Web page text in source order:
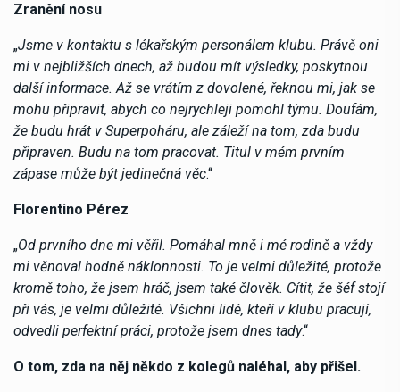
Zranění nosu
„Jsme v kontaktu s lékařským personálem klubu. Právě oni
mi v nejbližších dnech, až budou mít výsledky, poskytnou
další informace. Až se vrátím z dovolené, řeknou mi, jak se
mohu připravit, abych co nejrychleji pomohl týmu. Doufám,
že budu hrát v Superpoháru, ale záleží na tom, zda budu
připraven. Budu na tom pracovat. Titul v mém prvním
zápase může být jedinečná věc.“
Florentino Pérez
„Od prvního dne mi věřil. Pomáhal mně i mé rodině a vždy
mi věnoval hodně náklonnosti. To je velmi důležité, protože
kromě toho, že jsem hráč, jsem také člověk. Cítit, že šéf stojí
při vás, je velmi důležité. Všichni lidé, kteří v klubu pracují,
odvedli perfektní práci, protože jsem dnes tady.“
O tom, zda na něj někdo z kolegů naléhal, aby přišel.